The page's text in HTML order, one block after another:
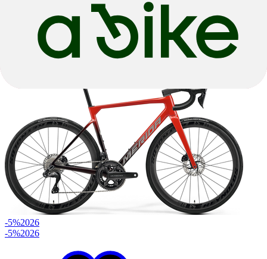
Aluminium|
SRAM Apex
€ 1.234,05
-5%2026
-5%2026